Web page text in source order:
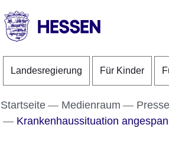
Direkt zum Kopf der
Direkt zum Inhalt
Direkt zum Fuß der
Landesregierung
Landesregierung Für Kinder
Startseite Medienraum Presse
Krankenhaussituation